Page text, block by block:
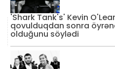
'Shark Tank's' Kevin
qovulduqdan sonra
olduğunu söylədi